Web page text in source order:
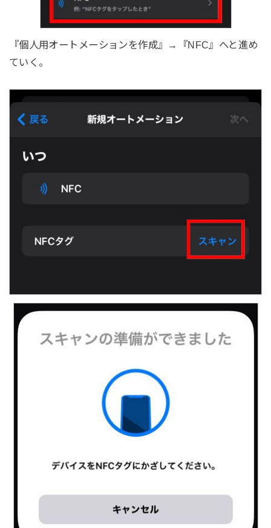
『個人用オートメーションを作成』→『NFC』へと進め
ていく。